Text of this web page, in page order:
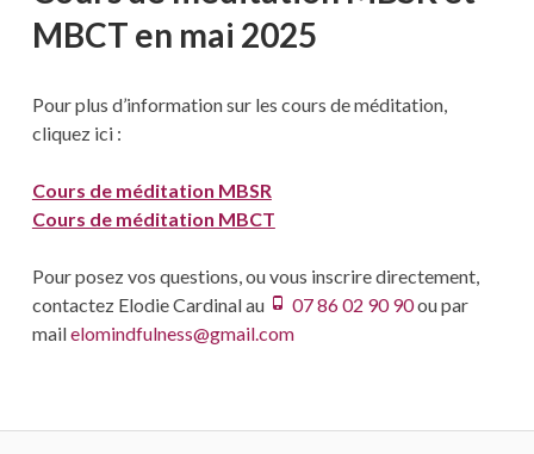
MBCT en mai 2025
Pour plus d’information sur les cours de méditation,
cliquez ici :
Cours de méditation MBSR
Cours de méditation MBCT
Pour posez vos questions, ou vous inscrire directement,
contactez Elodie Cardinal au
07 86 02 90 90ou par
mailelomindfulness@gmail.com